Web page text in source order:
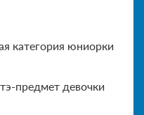
категория юниорки
предмет девочки